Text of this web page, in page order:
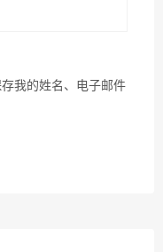
我的姓名、电子邮件